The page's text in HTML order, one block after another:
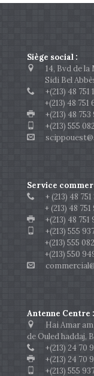
Siège social :
14, Bvd de la
Sidi Bel Abbès
+(213) 48 751
+(213) 48 751
+(213) 48 753
+(213) 555
Service
+ (213) 48 751
+ (213) 48 751
+(213) 48 751
+(213) 555
+(213) 555
+(213) 550
Antenne Centre :
Hai Amar
de Ouled haddaj,
+(213) 24 70
+(213) 24 70
+(213) 555